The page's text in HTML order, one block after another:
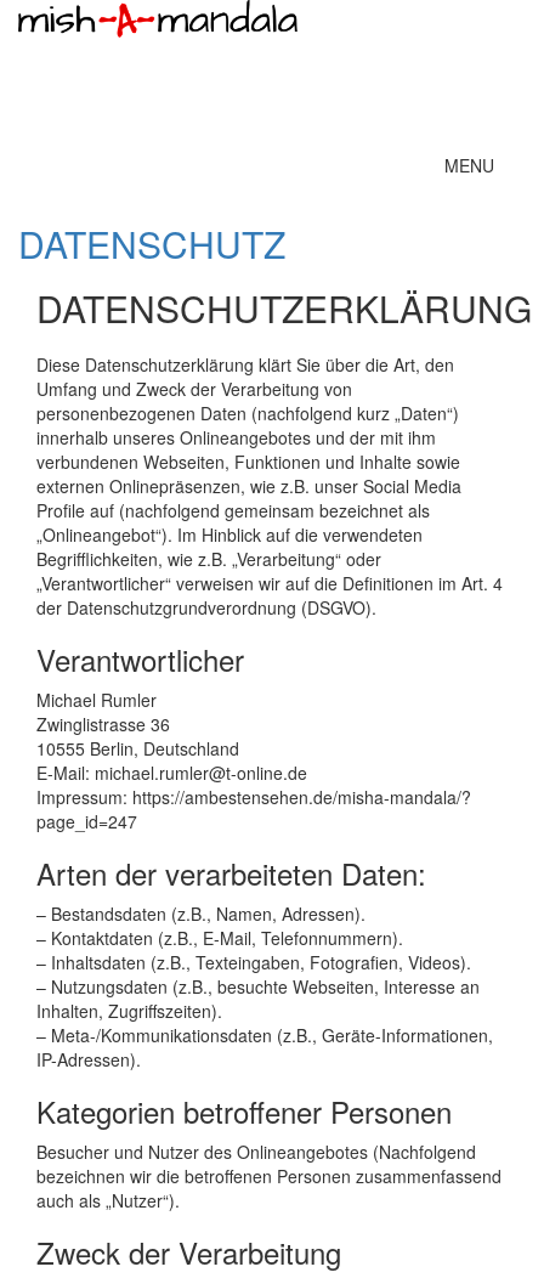
Toggle
MENU
DATENSCHUTZ
DATENSCHUTZERKLÄRUNG
Diese Datenschutzerklärung klärt Sie über die Art, den
Umfang und Zweck der Verarbeitung von
personenbezogenen Daten (nachfolgend kurz „Daten“)
innerhalb unseres Onlineangebotes und der mit ihm
verbundenen Webseiten, Funktionen und Inhalte sowie
externen Onlinepräsenzen, wie z.B. unser Social Media
Profile auf (nachfolgend gemeinsam bezeichnet als
„Onlineangebot“). Im Hinblick auf die verwendeten
Begrifflichkeiten, wie z.B. „Verarbeitung“ oder
„Verantwortlicher“ verweisen wir auf die Definitionen im Art. 4
der Datenschutzgrundverordnung (DSGVO).
Verantwortlicher
Michael Rumler
Zwinglistrasse 36
10555 Berlin, Deutschland
E-Mail: michael.rumler@t-online.de
Impressum: https://ambestensehen.de/misha-mandala/?
page_id=247
Arten der verarbeiteten Daten:
– Bestandsdaten (z.B., Namen, Adressen).
– Kontaktdaten (z.B., E-Mail, Telefonnummern).
– Inhaltsdaten (z.B., Texteingaben, Fotografien, Videos).
– Nutzungsdaten (z.B., besuchte Webseiten, Interesse an
Inhalten, Zugriffszeiten).
– Meta-/Kommunikationsdaten (z.B., Geräte-Informationen,
IP-Adressen).
Kategorien betroffener Personen
Besucher und Nutzer des Onlineangebotes (Nachfolgend
bezeichnen wir die betroffenen Personen zusammenfassend
auch als „Nutzer“).
Zweck der Verarbeitung